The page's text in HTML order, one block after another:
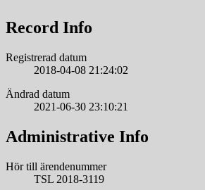
Record Info
Registrerad datum
2018-04-08 21:24:02
Ändrad datum
2021-06-30 23:10:21
Administrative Info
Hör till ärendenummer
TSL 2018-3119